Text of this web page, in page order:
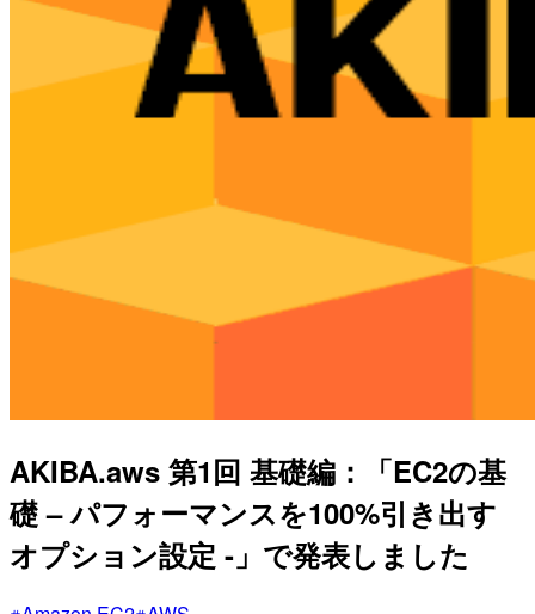
AKIBA.aws 第1回 基礎編：「EC2の基
礎 – パフォーマンスを100%引き出す
オプション設定 -」で発表しました